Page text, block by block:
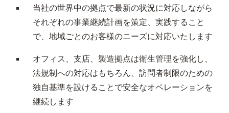
当社の世界中の拠点で最新の状況に対応しながら
それぞれの事業継続計画を策定、実践すること
で、地域ごとのお客様のニーズに対応いたします
オフィス、支店、製造拠点は衛生管理を強化し、
法規制への対応はもちろん、訪問者制限のための
独自基準を設けることで安全なオペレーションを
継続します